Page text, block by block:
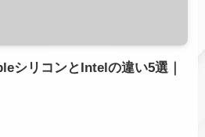
シリコンとIntelの違い5選｜